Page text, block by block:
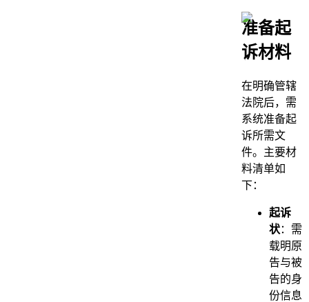
准备起
诉材料
在明确管辖
法院后，需
系统准备起
诉所需文
件。主要材
料清单如
下：
起诉
状：需
载明原
告与被
告的身
份信息